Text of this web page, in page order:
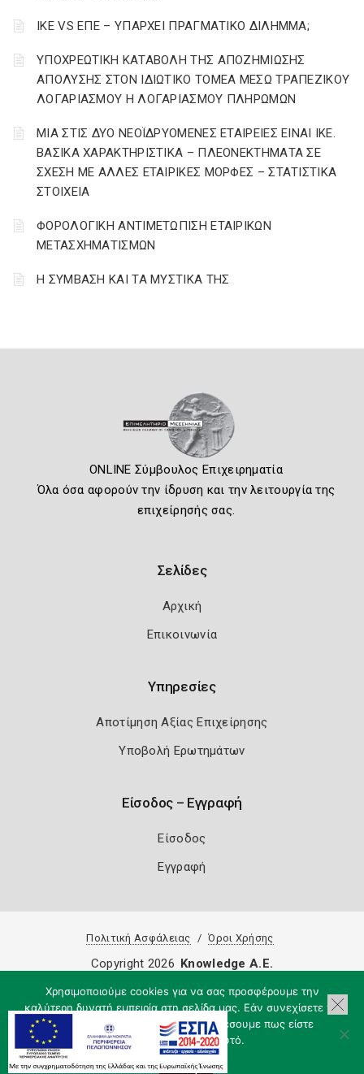
ΙΚΕ VS ΕΠΕ – ΥΠΑΡΧΕΙ ΠΡΑΓΜΑΤΙΚΟ ΔΙΛΗΜΜΑ;
YΠΟΧΡΕΩΤΙΚΗ ΚΑΤΑΒΟΛΗ ΤΗΣ ΑΠΟΖΗΜΙΩΣΗΣ
ΑΠΟΛΥΣΗΣ ΣΤΟΝ ΙΔΙΩΤΙΚΟ ΤΟΜΕΑ ΜΕΣΩ ΤΡΑΠΕΖΙΚΟΥ
ΛΟΓΑΡΙΑΣΜΟΥ Η ΛΟΓΑΡΙΑΣΜΟΥ ΠΛΗΡΩΜΩΝ
ΜΙΑ ΣΤΙΣ ΔΥΟ ΝΕΟΪΔΡΥΟΜΕΝΕΣ ΕΤΑΙΡΕΙΕΣ ΕΙΝΑΙ ΙΚΕ.
ΒΑΣΙΚΑ ΧΑΡΑΚΤΗΡΙΣΤΙΚΑ – ΠΛΕΟΝΕΚΤΗΜΑΤΑ ΣΕ
ΣΧΕΣΗ ΜΕ ΑΛΛΕΣ ΕΤΑΙΡΙΚΕΣ ΜΟΡΦΕΣ – ΣΤΑΤΙΣΤΙΚΑ
ΣΤΟΙΧΕΙΑ
ΦΟΡΟΛΟΓΙΚΗ ΑΝΤΙΜΕΤΩΠΙΣΗ ΕΤΑΙΡΙΚΩΝ
ΜΕΤΑΣΧΗΜΑΤΙΣΜΩΝ
Η ΣΥΜΒΑΣΗ ΚΑΙ ΤΑ ΜΥΣΤΙΚΑ ΤΗΣ
ONLINE Σύμβουλος Επιχειρηματία
Όλα όσα αφορούν την ίδρυση και την λειτουργία της
επιχείρησής σας.
Σελίδες
Αρχική
Επικοινωνία
Υπηρεσίες
Αποτίμηση Αξίας Επιχείρησης
Υποβολή Ερωτημάτων
Είσοδος – Εγγραφή
Είσοδος
Εγγραφή
Πολιτική Ασφάλειας Όροι Χρήσης
Χρησιμοποιούμε cookies για να σας προσφέρουμε την
καλύτερη δυνατή εμπειρία στη σελίδα μας. Εάν συνεχίσετε να
χρησιμοποιείτε τη σελίδα, θα υποθέσουμε πως είστε
ικανοποιημένοι με αυτό.
Εντάξει
Copyright 2026 Knowledge A.E.